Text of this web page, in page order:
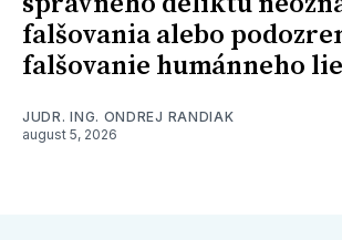
falšovania alebo
falšovanie humánneho
JUDR. ING. ONDREJ RANDIAK
august 5, 2026